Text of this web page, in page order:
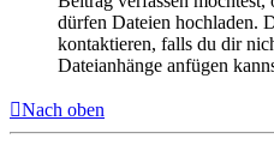
dürfen Dateien hochladen.
kontaktieren, falls du dir
Dateianhänge anfügen
Nach oben